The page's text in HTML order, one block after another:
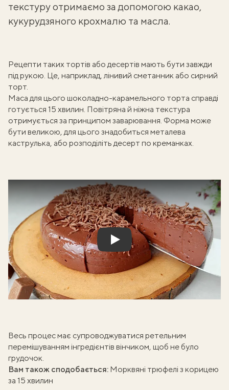
текстуру отримаємо за допомогою какао,
кукурудзяного крохмалю та масла.
Рецепти таких тортів або десертів мають бути завжди
під рукою. Це, наприклад,лінивий сметанник або сирний
торт.
Маса для цього шоколадно-карамельного торта справді
готується 15 хвилин. Повітряна й ніжна текстура
отримується за принципом заварювання. Форма може
бути великою, для цього знадобиться металева
каструлька, або розподіліть десерт по креманках.
Play
Весь процес має супроводжуватися ретельним
перемішуванням інгредієнтів вінчиком, щоб не було
грудочок.
Вам також сподобається: Морквяні трюфелі з корицею
за 15 хвилин